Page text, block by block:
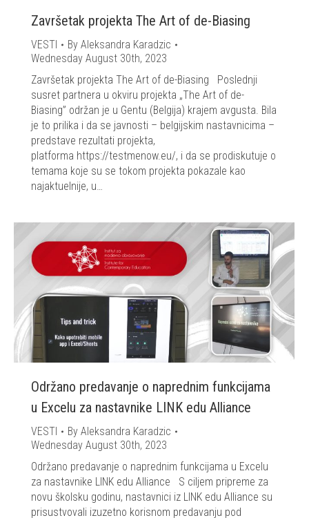
Završetak projekta The Art of de-Biasing
VESTI By Aleksandra Karadzic
Wednesday August 30th, 2023
Završetak projekta The Art of de-Biasing Poslednji
susret partnera u okviru projekta „The Art of de-
Biasing” održan je u Gentu (Belgija) krajem avgusta. Bila
je to prilika i da se javnosti – belgijskim nastavnicima –
predstave rezultati projekta,
platforma https://testmenow.eu/, i da se prodiskutuje o
temama koje su se tokom projekta pokazale kao
najaktuelnije, u…
Održano predavanje o naprednim funkcijama
u Excelu za nastavnike LINK edu Alliance
VESTI By Aleksandra Karadzic
Wednesday August 30th, 2023
Održano predavanje o naprednim funkcijama u Excelu
za nastavnike LINK edu Alliance S ciljem pripreme za
novu školsku godinu, nastavnici iz LINK edu Alliance su
prisustvovali izuzetno korisnom predavanju pod